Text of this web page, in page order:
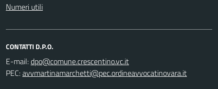
Numeri utili
CONTATTI D.P.O.
E-mail:
PEC: